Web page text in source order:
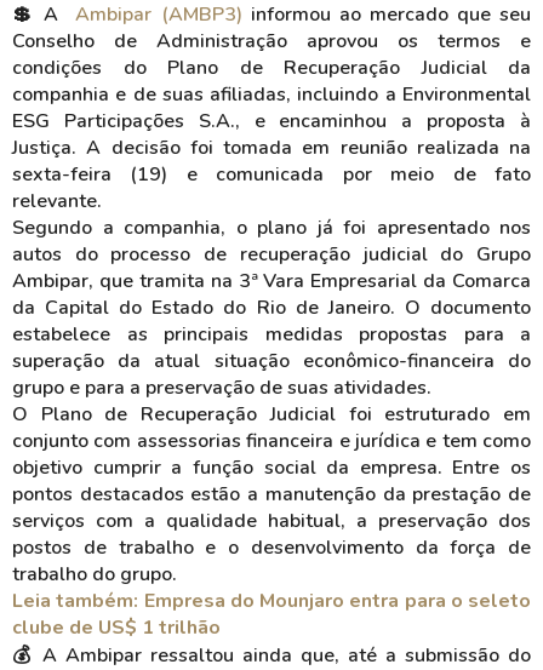
💲 AAmbipar (AMBP3) informou ao mercado que seu
Conselho de Administração aprovou os termos e
condições do Plano de Recuperação Judicial da
companhia e de suas afiliadas, incluindo a Environmental
ESG Participações S.A., e encaminhou a proposta à
Justiça. A decisão foi tomada em reunião realizada na
sexta-feira (19) e comunicada por meio de fato
relevante.
Segundo a companhia, o plano já foi apresentado nos
autos do processo de recuperação judicial do Grupo
Ambipar, que tramita na 3ª Vara Empresarial da Comarca
da Capital do Estado do Rio de Janeiro. O documento
estabelece as principais medidas propostas para a
superação da atual situação econômico-financeira do
grupo e para a preservação de suas atividades.
O Plano de Recuperação Judicial foi estruturado em
conjunto com assessorias financeira e jurídica e tem como
objetivo cumprir a função social da empresa. Entre os
pontos destacados estão a manutenção da prestação de
serviços com a qualidade habitual, a preservação dos
postos de trabalho e o desenvolvimento da força de
trabalho do grupo.
Leia também: Empresa do Mounjaro entra para o seleto
clube de US$ 1 trilhão
💰 A Ambipar ressaltou ainda que, até a submissão do